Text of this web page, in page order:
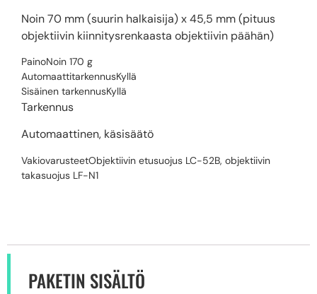
Noin 70 mm (suurin halkaisija) x 45,5 mm (pituus
objektiivin kiinnitysrenkaasta objektiivin päähän)
PainoNoin 170 g
AutomaattitarkennusKyllä
Sisäinen tarkennusKyllä
Tarkennus
Automaattinen, käsisäätö
VakiovarusteetObjektiivin etusuojus LC-52B, objektiivin
takasuojus LF-N1
PAKETIN SISÄLTÖ